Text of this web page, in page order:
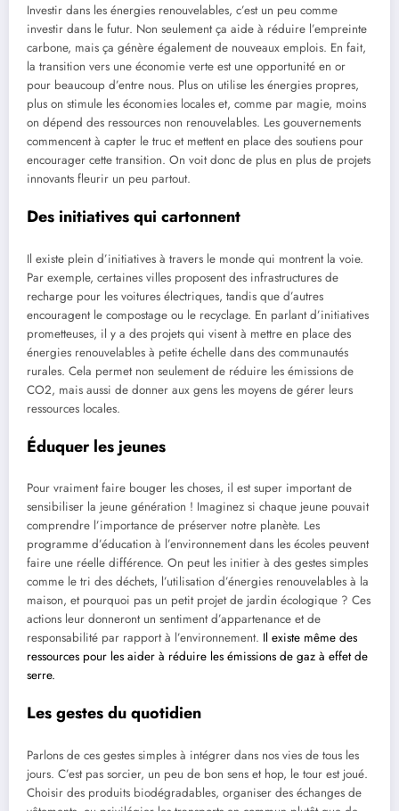
Investir dans les énergies renouvelables, c’est un peu comme
investir dans le futur. Non seulement ça aide à réduire l’empreinte
carbone, mais ça génère également de nouveaux emplois. En fait,
la transition vers une économie verte est une opportunité en or
pour beaucoup d’entre nous. Plus on utilise les énergies propres,
plus on stimule les économies locales et, comme par magie, moins
on dépend des ressources non renouvelables. Les gouvernements
commencent à capter le truc et mettent en place des soutiens pour
encourager cette transition. On voit donc de plus en plus de projets
innovants fleurir un peu partout.
Des initiatives qui cartonnent
Il existe plein d’initiatives à travers le monde qui montrent la voie.
Par exemple, certaines villes proposent des infrastructures de
recharge pour les voitures électriques, tandis que d’autres
encouragent le compostage ou le recyclage. En parlant d’initiatives
prometteuses, il y a des projets qui visent à mettre en place des
énergies renouvelables à petite échelle dans des communautés
rurales. Cela permet non seulement de réduire les émissions de
CO2, mais aussi de donner aux gens les moyens de gérer leurs
ressources locales.
Éduquer les jeunes
Pour vraiment faire bouger les choses, il est super important de
sensibiliser la jeune génération ! Imaginez si chaque jeune pouvait
comprendre l’importance de préserver notre planète. Les
programme d’éducation à l’environnement dans les écoles peuvent
faire une réelle différence. On peut les initier à des gestes simples
comme le tri des déchets, l’utilisation d’énergies renouvelables à la
maison, et pourquoi pas un petit projet de jardin écologique ? Ces
actions leur donneront un sentiment d’appartenance et de
responsabilité par rapport à l’environnement. Il existe même des
ressources pour les aider à réduire les émissions de gaz à effet de
serre.
Les gestes du quotidien
Parlons de ces gestes simples à intégrer dans nos vies de tous les
jours. C’est pas sorcier, un peu de bon sens et hop, le tour est joué.
Choisir des produits biodégradables, organiser des échanges de